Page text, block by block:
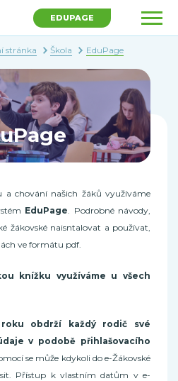
EDUPAGE
stránka Škola EduPage
a chování našich žáků využíváme
EduPage . Podrobné návody,
žákovské naisntalovat a používat,
ve formátu pdf.
knížku využíváme u všech
obdrží každý rodič své
v podobě přihlašovacího
se může kdykoli do e-Žákovské
Přístup k vlastním datům v e-